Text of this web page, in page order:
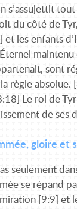
s’assujettit
du côté de
les enfants
sont
règle absolue.
Le roi de
de ses
gloire et
seulement
se répand
[9:9] et